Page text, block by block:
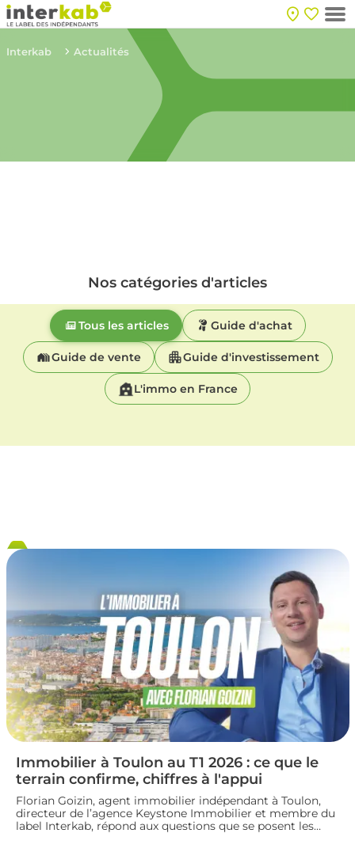
Interkab Actualités
Nos catégories d'articles
Tous les articles Guide d'achat
Guide de vente Guide d'investissement
L'immo en France
Immobilier à Toulon au T1 2026 : ce que le
terrain confirme, chiffres à l'appui
Florian Goizin, agent immobilier indépendant à Toulon,
directeur de l’agence Keystone Immobilier et membre du
label Interkab, répond aux questions que se posent les